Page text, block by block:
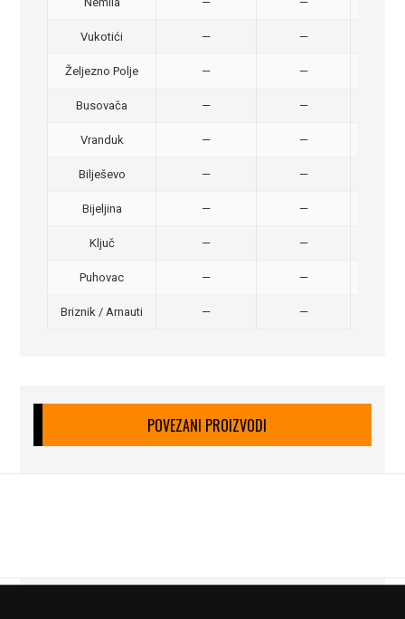
Vukotići — —
Željezno Polje — —
Busovača — —
Vranduk — —
Bilješevo — —
Bijeljina — —
Ključ — —
Puhovac — —
Briznik / Arnauti — —
POVEZANI PROIZVODI